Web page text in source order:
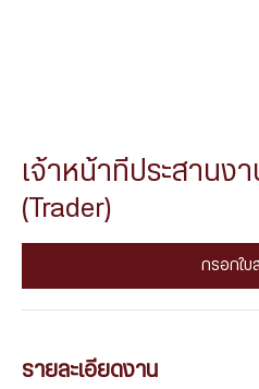
เจ้าหน้าที่ประสานง
(Trader)
กรอกใบ
รายละเอียดงาน